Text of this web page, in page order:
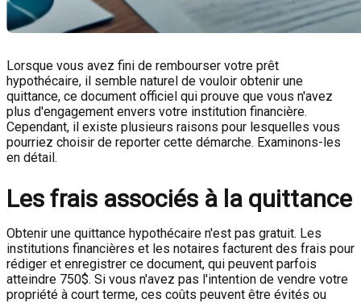
Lorsque vous avez fini de rembourser votre prêt
hypothécaire, il semble naturel de vouloir obtenir une
quittance, ce document officiel qui prouve que vous n'avez
plus d'engagement envers votre institution financière.
Cependant, il existe plusieurs raisons pour lesquelles vous
pourriez choisir de reporter cette démarche. Examinons-les
en détail.
Les frais associés à la quittance
Obtenir une quittance hypothécaire n'est pas gratuit. Les
institutions financières et les notaires facturent des frais pour
rédiger et enregistrer ce document, qui peuvent parfois
atteindre 750$. Si vous n'avez pas l'intention de vendre votre
propriété à court terme, ces coûts peuvent être évités ou